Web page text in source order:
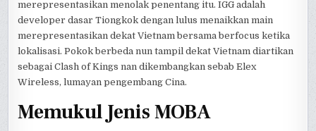
merepresentasikan menolak penentang itu. IGG adalah
developer dasar Tiongkok dengan lulus menaikkan main
merepresentasikan dekat Vietnam bersama berfocus ketika
lokalisasi. Pokok berbeda nun tampil dekat Vietnam diartikan
sebagai Clash of Kings nan dikembangkan sebab Elex
Wireless, lumayan pengembang Cina.
Memukul Jenis MOBA